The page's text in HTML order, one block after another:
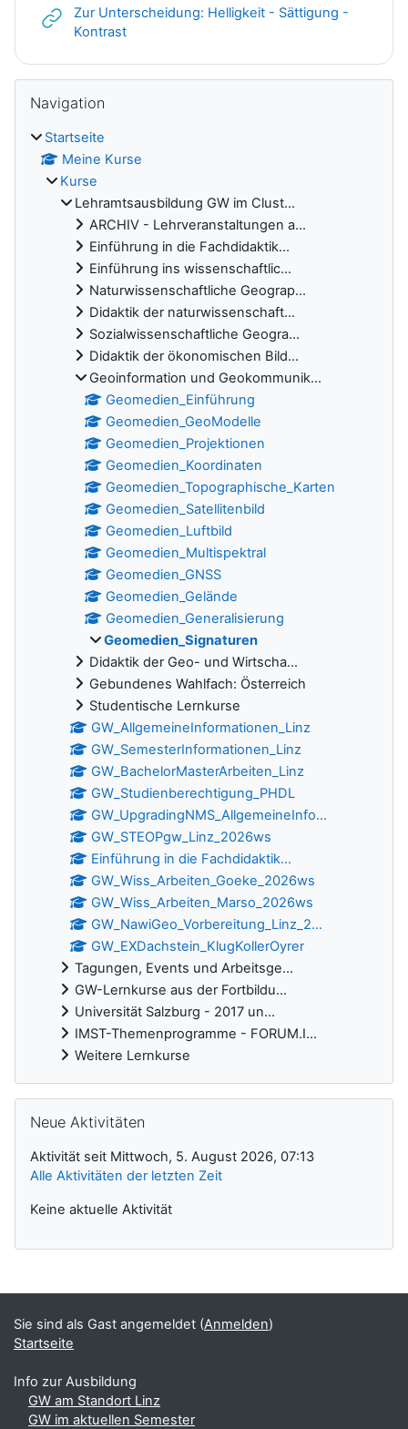
Zur Unterscheidung: Helligkeit - Sättigung -
KontrastLink/URL
Blöcke
Navigation
Startseite
Meine Kurse
Kurse
Lehramtsausbildung GW im Clust...
ARCHIV - Lehrveranstaltungen a...
Einführung in die Fachdidaktik...
Einführung ins wissenschaftlic...
Naturwissenschaftliche Geograp...
Didaktik der naturwissenschaft...
Sozialwissenschaftliche Geogra...
Didaktik der ökonomischen Bild...
Geoinformation und Geokommunik...
Geomedien_Einführung
Geomedien_GeoModelle
Geomedien_Projektionen
Geomedien_Koordinaten
Geomedien_Topographische_Karten
Geomedien_Satellitenbild
Geomedien_Luftbild
Geomedien_Multispektral
Geomedien_GNSS
Geomedien_Gelände
Geomedien_Generalisierung
Geomedien_Signaturen
Didaktik der Geo- und Wirtscha...
Gebundenes Wahlfach: Österreich
Studentische Lernkurse
GW_AllgemeineInformationen_Linz
GW_SemesterInformationen_Linz
GW_BachelorMasterArbeiten_Linz
GW_Studienberechtigung_PHDL
GW_UpgradingNMS_AllgemeineInfo...
GW_STEOPgw_Linz_2026ws
Einführung in die Fachdidaktik...
GW_Wiss_Arbeiten_Goeke_2026ws
GW_Wiss_Arbeiten_Marso_2026ws
GW_NawiGeo_Vorbereitung_Linz_2...
GW_EXDachstein_KlugKollerOyrer
Tagungen, Events und Arbeitsge...
GW-Lernkurse aus der Fortbildu...
Universität Salzburg - 2017 un...
IMST-Themenprogramme - FORUM.I...
Weitere Lernkurse
Neue Aktivitäten
Aktivität seit Mittwoch, 5. August 2026, 07:13
Alle Aktivitäten der letzten Zeit
Keine aktuelle Aktivität
Ergänzungsblöcke
Sie sind als Gast angemeldet (Anmelden)
Startseite
Info zur Ausbildung
GW am Standort Linz
GW im aktuellen Semester